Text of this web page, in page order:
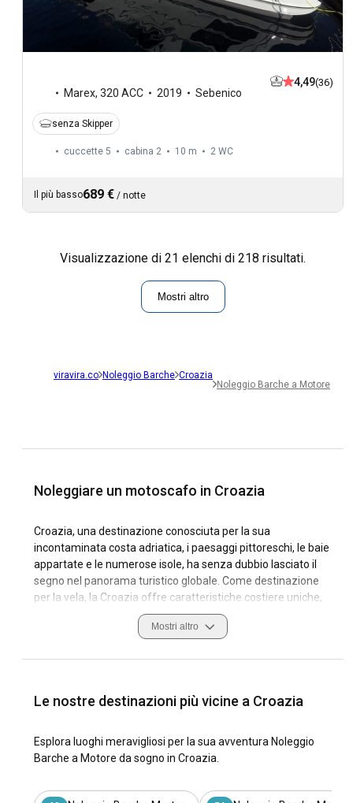
Marex, 320 ACC 2019 Sebenico
4,49(36)
senza Skipper
cuccette 5 cabina 2 10 m 2 WC
Il più basso689 € / notte
Visualizzazione di 21 elenchi di 218 risultati.
Mostri altro
viravira.co Noleggio Barche Croazia
Noleggio Barche a Motore
Noleggiare un motoscafo in Croazia
Croazia, una destinazione conosciuta per la sua
incontaminata costa adriatica, i paesaggi pittoreschi, le baie
appartate e le numerose isole, ha senza dubbio lasciato il
segno nel panorama turistico globale. Come destinazione
per la vela, la Croazia offre caratteristiche costiere uniche,
condizioni di navigazione favorevoli, numerosi porti ben
attrezzati, noleggio motoscafi in Croazia, presentando
tradizione marittima, navigare le acque croate offre
principianti. La sua importanza storica, la bellezza naturale
e la robusta cultura della vela rendono la Croazia una
Ognuna delle sue regioni offre un fascino diverso e
loro influenza veneziana creano un'atmosfera vibrante e
Mostri altro
Le nostre destinazioni più vicine a Croazia
Esplora luoghi meravigliosi per la sua avventura Noleggio
Barche a Motore da sogno in Croazia.